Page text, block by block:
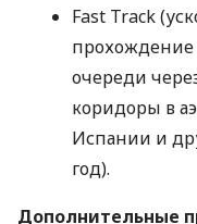
Fast Track
прохождение
очереди
коридоры в
Испании и
год).
Дополнительные